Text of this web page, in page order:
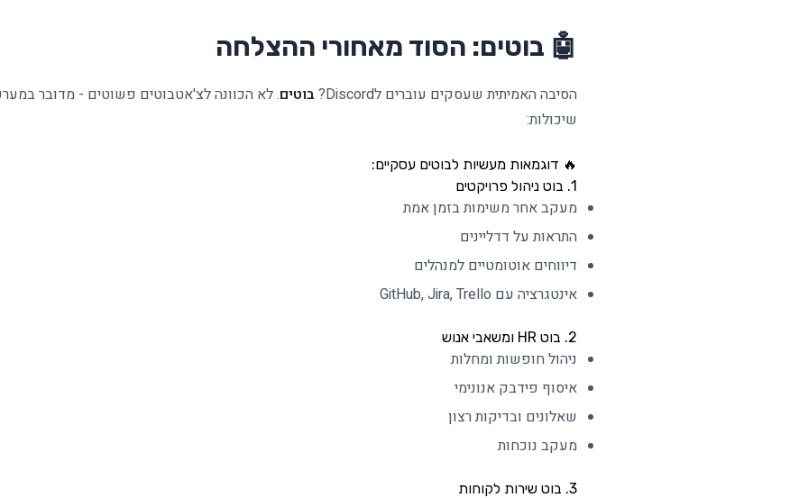
🤖 בוטים: הסוד מאחורי ההצלחה
הסיבה האמיתית שעסקים עוברים לDiscord? בוטים. לא הכוונה לצ'אטבוטים פשוטים - מדובר
שיכולות:
🔥 דוגמאות מעשיות לבוטים עסקיים:
1. בוט ניהול פרויקטים
מעקב אחר משימות בזמן אמת
התראות על דדליינים
דיווחים אוטומטיים למנהלים
אינטגרציה עם GitHub, Jira, Trello
2. בוט HR ומשאבי אנוש
ניהול חופשות ומחלות
איסוף פידבק אנונימי
שאלונים ובדיקות רצון
מעקב נוכחות
3. בוט שירות לקוחות